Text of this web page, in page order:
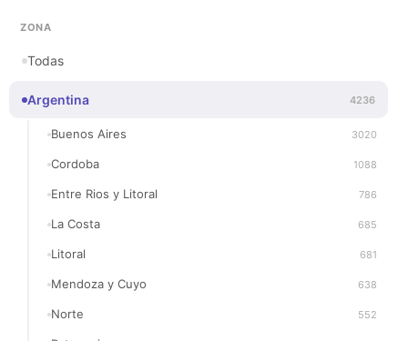
ZONA
Todas
Argentina 4236
Buenos Aires 3020
Cordoba 1088
Entre Rios y Litoral 786
La Costa 685
Litoral 681
Mendoza y Cuyo 638
Norte 552